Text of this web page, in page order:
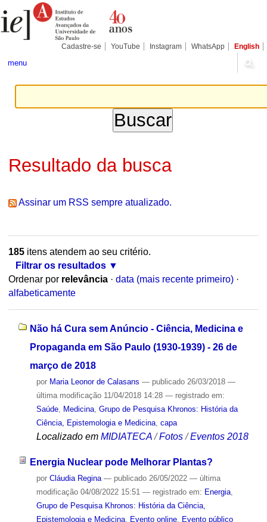
para
conteúdo.
Pessoais
Cadastre-se YouTube Instagram WhatsApp English
menu
Resultado da busca
Assinar um RSS sempre atualizado.
185itens atendem ao seu critério.
Filtrar os resultados
Ordenar por relevância · data (mais recente primeiro) ·
alfabeticamente
Não há Cura sem Anúncio - Ciência, Medicina e
Propaganda em São Paulo (1930-1939) - 26 de
março de 2018
por Maria Leonor de Calasans — publicado26/03/2018 —
última modificação11/04/2018 14:28 — registrado em:
Saúde, Medicina, Grupo de Pesquisa Khronos: História da
Ciência, Epistemologia e Medicina, capa
Localizado em MIDIATECA /Fotos /Eventos 2018
Energia Nuclear pode Melhorar Plantas?
por Cláudia Regina — publicado26/05/2022 — última
modificação04/08/2022 15:51 — registrado em: Energia,
Grupo de Pesquisa Khronos: História da Ciência,
Epistemologia e Medicina, Evento online, Evento público